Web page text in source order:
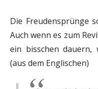
Die Freudensprünge
Auch wenn es zum
ein bisschen dauern,
(aus dem Englischen)